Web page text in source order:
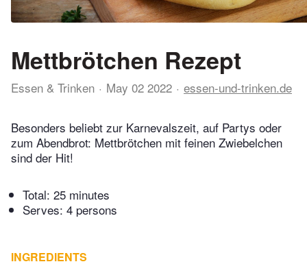
Mettbrötchen Rezept
Essen & Trinken May 02 2022 essen-und-trinken.de
Besonders beliebt zur Karnevalszeit, auf Partys oder
zum Abendbrot: Mettbrötchen mit feinen Zwiebelchen
sind der Hit!
Total: 25 minutes
Serves: 4 persons
INGREDIENTS